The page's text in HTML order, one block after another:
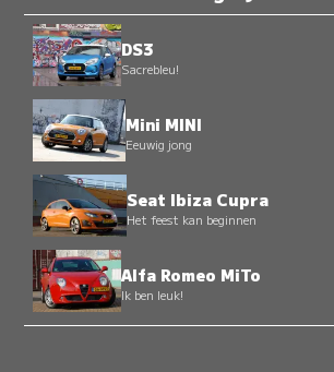
DS3
Sacrebleu!
Mini MINI
Eeuwig jong
Seat Ibiza Cupra
Het feest kan beginnen
Alfa Romeo MiTo
Ik ben leuk!